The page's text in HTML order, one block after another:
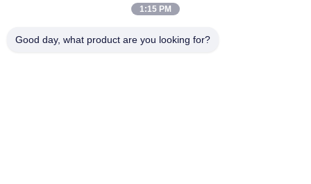
1:15 PM
Good day, what product are you looking for?